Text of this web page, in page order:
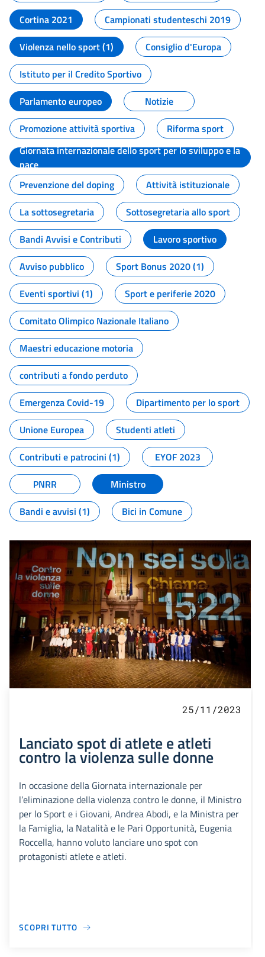
Cortina 2021
Campionati studenteschi 2019
Violenza nello sport (1)
Consiglio d'Europa
Istituto per il Credito Sportivo
Parlamento europeo
Notizie
Promozione attività sportiva
Riforma sport
Giornata internazionale dello sport per lo sviluppo e la
pace
Prevenzione del doping
Attività istituzionale
La sottosegretaria
Sottosegretaria allo sport
Bandi Avvisi e Contributi
Lavoro sportivo
Avviso pubblico
Sport Bonus 2020 (1)
Eventi sportivi (1)
Sport e periferie 2020
Comitato Olimpico Nazionale Italiano
Maestri educazione motoria
contributi a fondo perduto
Emergenza Covid-19
Dipartimento per lo sport
Unione Europea
Studenti atleti
Contributi e patrocini (1)
EYOF 2023
PNRR
Ministro
Bandi e avvisi (1)
Bici in Comune
25/11/2023
Lanciato spot di atlete e atleti
contro la violenza sulle donne
In occasione della Giornata internazionale per
l’eliminazione della violenza contro le donne, il Ministro
per lo Sport e i Giovani, Andrea Abodi, e la Ministra per
la Famiglia, la Natalità e le Pari Opportunità, Eugenia
Roccella, hanno voluto lanciare uno spot con
protagonisti atlete e atleti.
SCOPRI TUTTO